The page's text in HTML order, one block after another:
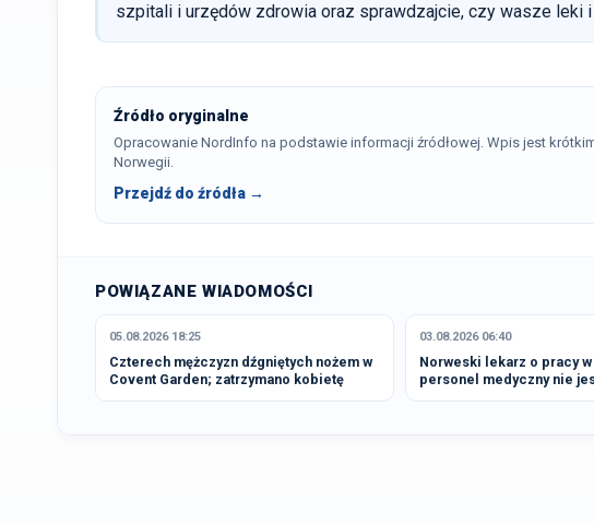
szpitali i urzędów zdrowia oraz sprawdzajcie, czy wasze leki
Źródło oryginalne
Opracowanie NordInfo na podstawie informacji źródłowej. Wpis jest
Norwegii.
Przejdź do źródła →
POWIĄZANE WIADOMOŚCI
05.08.2026 18:25
Czterech mężczyzn dźgniętych nożem w
Covent Garden; zatrzymano kobietę
03.08.2026 06:40
Norweski lekarz o pracy
personel medyczny nie